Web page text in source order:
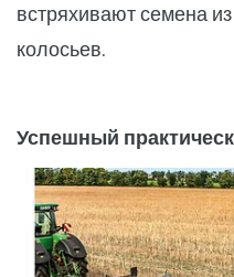
встряхивают семена
колосьев.
Успешный